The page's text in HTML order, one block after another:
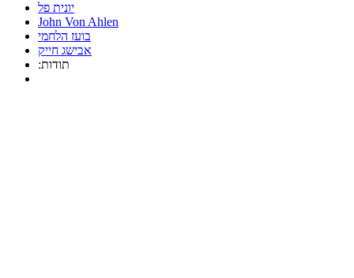
יונית פל
John Von Ahlen
בועז הלחמי
אבישג חייק
:תודות